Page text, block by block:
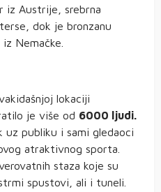
iz Austrije, srebrna
dok je bronzanu
Nemačke.
lokaciji
je više od 6000 ljudi.
publiku i sami gledaoci
atraktivnog sporta.
staza koje su
spustovi, ali i tuneli.